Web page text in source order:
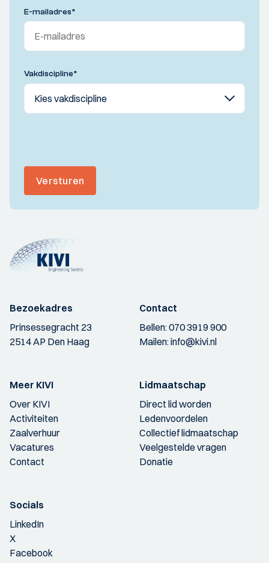
E-mailadres*
Vakdiscipline*
Versturen
Bezoekadres
Prinsessegracht 23
2514 AP Den Haag
Contact
Bellen:070 3919 900
Mailen:info@kivi.nl
Meer KIVI
Over KIVI
Activiteiten
Zaalverhuur
Vacatures
Contact
Lidmaatschap
Direct lid worden
Ledenvoordelen
Collectief lidmaatschap
Veelgestelde vragen
Donatie
Socials
LinkedIn
X
Facebook